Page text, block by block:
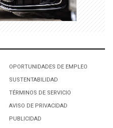
OPORTUNIDADES DE EMPLEO
SUSTENTABILIDAD
TÉRMINOS DE SERVICIO
AVISO DE PRIVACIDAD
PUBLICIDAD